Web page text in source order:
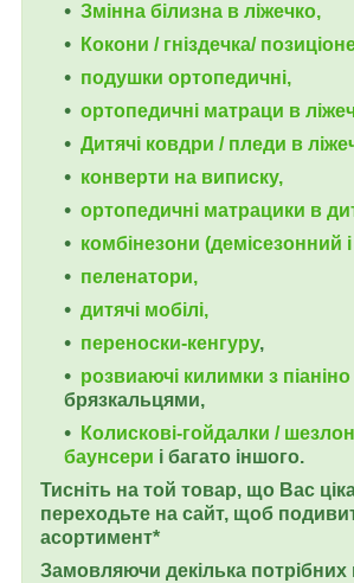
Змінна білизна в ліжечко,
Кокони / гніздечка/
подушки ортопедичні,
ортопедичні матраци в
Дитячі ковдри / пледи в
конверти на виписку,
ортопедичні матрацики в
комбінезони (демісезонний
пеленатори,
дитячі мобілі,
переноски-кенгуру,
розвиаючі килимки з піаніно
брязкальцями,
Колискові-гойдалки /
баунсери і багато іншого.
Тисніть на той товар, що Вас
переходьте на сайт, щоб
асортимент*
Замовляючи декілька потрібних